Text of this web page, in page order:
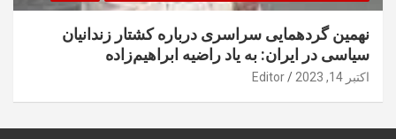
نهمین گردهمایی سراسری درباره کشتار زندانیان
سیاسی در ایران: به یاد راضیه ابراهیم‌زاده
اکتبر 14, 2023 Editor